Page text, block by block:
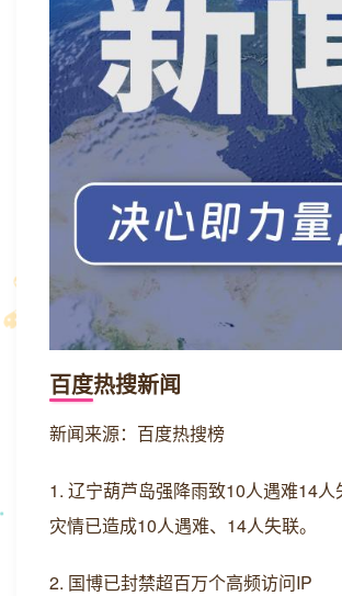
百度热搜新闻
新闻来源：百度热搜榜
1. 辽宁葫芦岛强降雨致10人遇难14
灾情已造成10人遇难、14人失联。
2. 国博已封禁超百万个高频访问IP